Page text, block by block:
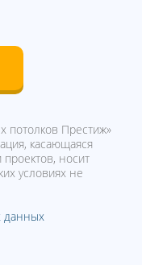
потолков Престиж»
касающаяся
проектов, носит
условиях не
данных